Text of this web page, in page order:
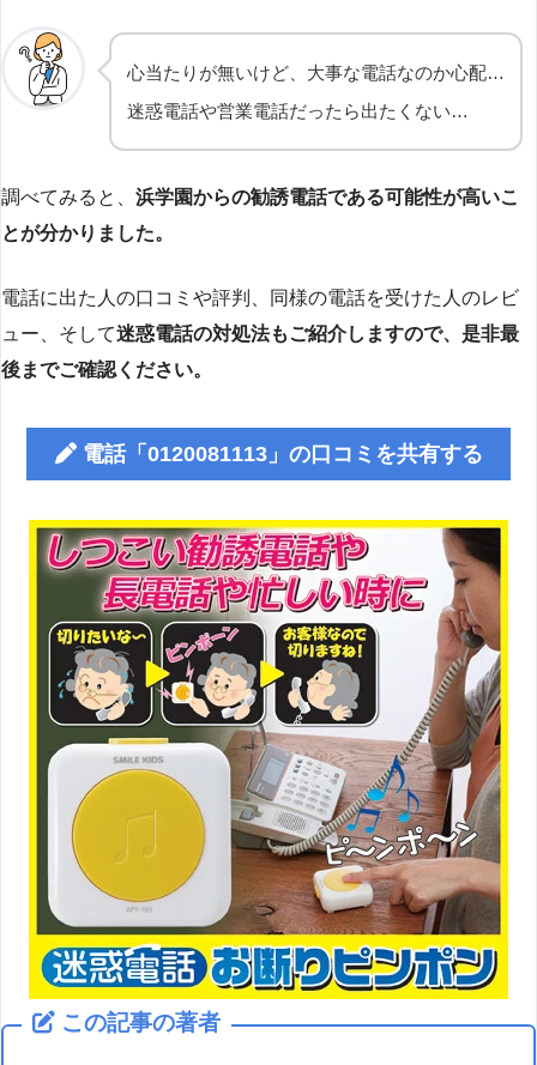
心当たりが無いけど、大事な電話なのか心配…
迷惑電話や営業電話だったら出たくない…
調べてみると、 浜学園からの勧誘電話である可能性が高いこ
とが分かりました。
電話に出た人の口コミや評判、同様の電話を受けた人のレビ
ュー、そして迷惑電話の対処法もご紹介しますので、是非最
後までご確認ください。
電話「0120081113」の口コミを共有する
この記事の著者